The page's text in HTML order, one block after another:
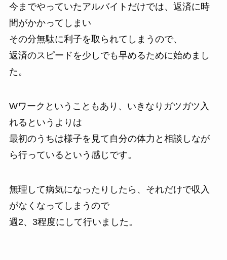
今までやっていたアルバイトだけでは、返済に時
間がかかってしまい
その分無駄に利子を取られてしまうので、
返済のスピードを少しでも早めるために始めまし
た。
Wワークということもあり、いきなりガツガツ入
れるというよりは
最初のうちは様子を見て自分の体力と相談しなが
ら行っているという感じです。
無理して病気になったりしたら、それだけで収入
がなくなってしまうので
週2、3程度にして行いました。